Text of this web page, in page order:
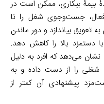
بیمۀ بیکاری، ممکن است در
جست‌وجوی شغل را تا
تعویق بیاندازد و دور ماندن
با دستمزد بالا را کاهش دهد.
نشان می‌دهد که افرد به دلیل
شغلی را از دست داده و به
پیشنهادی آن کمتر از